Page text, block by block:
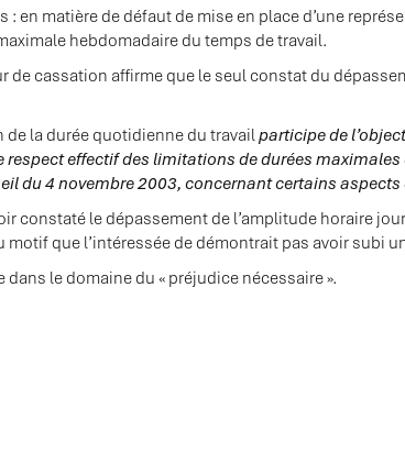
en matière de défaut de mise en place d’une
hebdomadaire du temps de travail.
de cassation affirme que le seul constat du
la durée quotidienne du travailparticipe de
respect effectif des limitations de durées
du 4 novembre 2003, concernant certains
constaté le dépassement de l’amplitude horaire
que l’intéressée de démontrait pas avoir subi
le domaine du « préjudice nécessaire ».